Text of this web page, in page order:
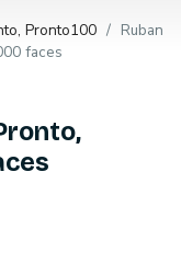
Pronto100
Ruban
faces